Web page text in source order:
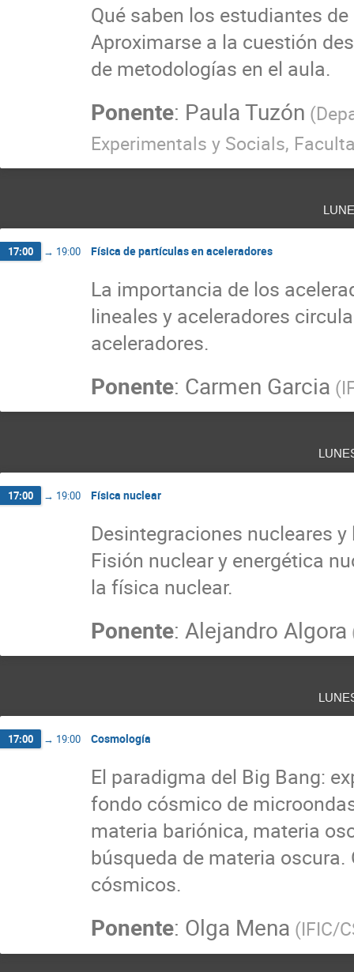
Qué saben los estudiantes
Aproximarse a la cuestión
de metodologías en el aula.
Ponente: Paula Tuzón (
Experimentals y Socials,
17:00 → 19:00 Física de partículas en aceleradores
La importancia de los
lineales y aceleradores
aceleradores.
Ponente: Carmen Garcia (
17:00 → 19:00 Física nuclear
Desintegraciones nucleares
Fisión nuclear y energética
la física nuclear.
Ponente: Alejandro Algora
17:00 → 19:00 Cosmología
El paradigma del Big Bang:
fondo cósmico de
materia bariónica, materia
búsqueda de materia
cósmicos.
Ponente: Olga Mena (IFIC/